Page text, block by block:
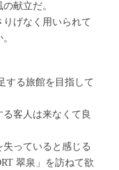
献立だ。
げなく用いられて
する旅館を目指して
客人は来なくて良
っていると感じる
翠泉」を訪ねて欲